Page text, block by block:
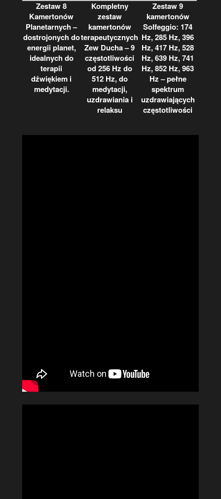
Zestaw 8
Kamertonów
Planetarnych –
dostrojonych do
energii planet,
idealnych do
terapii
dźwiękiem i
medytacji.
Kompletny
zestaw
kamertonów
terapeutycznych
Zew Ducha – 9
częstotliwości
od 256 Hz do
512 Hz, do
medytacji,
uzdrawiania i
relaksu
Zestaw 9
kamertonów
Solfeggio: 174
Hz, 285 Hz, 396
Hz, 417 Hz, 528
Hz, 639 Hz, 741
Hz, 852 Hz, 963
Hz – pełne
spektrum
uzdrawiających
częstotliwości